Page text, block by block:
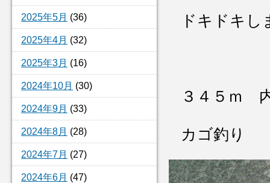
2025年5月 (36)
2025年4月 (32)
2025年3月 (16)
2024年10月 (30)
2024年9月 (33)
2024年8月 (28)
2024年7月 (27)
2024年6月 (47)
ドキドキし
３４５ｍ
カゴ釣り